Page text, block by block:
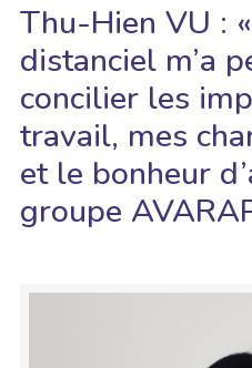
Thu-Hien VU :
distanciel m’a
concilier les
travail, mes
et le bonheur
groupe